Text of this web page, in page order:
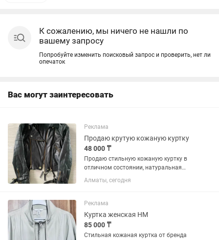
К сожалению, мы ничего не нашли по
вашему запросу
Попробуйте изменить поисковый запрос и проверить, нет ли
опечаток
Вас могут заинтересовать
Реклама
Продаю крутую кожаную куртку
48 000 ₸
Продаю стильную кожаную куртку в
отличном состоянии, натуральная
кожа , размер38- 40.Выделка кожи-
супер! Брали дорого!
Алматы, сегодня
Реклама
Куртка женская HM
85 000 ₸
Стильная кожаная куртка от бренда